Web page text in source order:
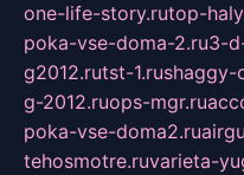
one-life-story.rutop-
poka-vse-doma-2.ru3-
g2012.rutst-1.rushaggy-
g-2012.ruops-mgr.ru
poka-vse-doma2.ru
tehosmotre.ruvarieta-